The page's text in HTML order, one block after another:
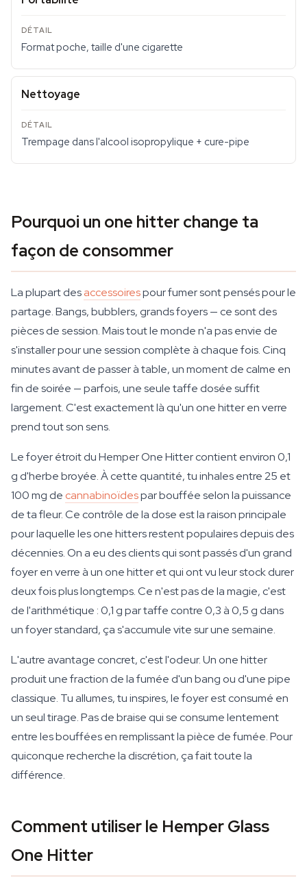
Format poche, taille d'une cigarette
Nettoyage
Trempage dans l'alcool isopropylique + cure-pipe
Pourquoi un one hitter change ta
façon de consommer
La plupart desaccessoirespour fumer sont pensés pour le
partage. Bangs, bubblers, grands foyers — ce sont des
pièces de session. Mais tout le monde n'a pas envie de
s'installer pour une session complète à chaque fois. Cinq
minutes avant de passer à table, un moment de calme en
fin de soirée — parfois, une seule taffe dosée suffit
largement. C'est exactement là qu'un one hitter en verre
prend tout son sens.
Le foyer étroit du Hemper One Hitter contient environ 0,1
g d'herbe broyée. À cette quantité, tu inhales entre 25 et
100 mg de cannabinoïdespar bouffée selon la puissance
de ta fleur. Ce contrôle de la dose est la raison principale
pour laquelle les one hitters restent populaires depuis des
décennies. On a eu des clients qui sont passés d'un grand
foyer en verre à un one hitter et qui ont vu leur stock durer
deux fois plus longtemps. Ce n'est pas de la magie, c'est
de l'arithmétique : 0,1 g par taffe contre 0,3 à 0,5 g dans
un foyer standard, ça s'accumule vite sur une semaine.
L'autre avantage concret, c'est l'odeur. Un one hitter
produit une fraction de la fumée d'un bang ou d'une pipe
classique. Tu allumes, tu inspires, le foyer est consumé en
un seul tirage. Pas de braise qui se consume lentement
entre les bouffées en remplissant la pièce de fumée. Pour
quiconque recherche la discrétion, ça fait toute la
différence.
Comment utiliser le Hemper Glass
One Hitter